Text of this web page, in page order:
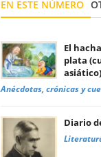
EN ESTE NÚMERO
El
plata
asiático)
Anécdotas, crónicas y
Diario